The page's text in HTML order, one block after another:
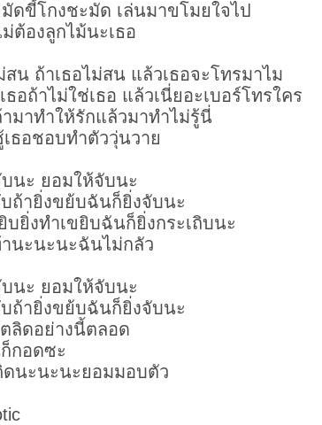
ดขี้โกงชะมัด เล่นมาขโมยใจไป
ต้องลูกไม้นะเธอ
สน ถ้าเธอไม่สน แล้วเธอจะโทรมาไม
ธอถ้าไม่ใช่เธอ แล้วเนี่ยอะเบอร์โทรใคร
มาทำให้รักแล้วมาทำไม่รู้นี่
เธอชอบทำตัววุ่นวาย
นะ ยอมให้จับนะ
ถ้ายิ่งขย้บฉันก็ยิ่งจับนะ
บยิ่งทำเขยิบฉันก็ยิ่งกระเถิบนะ
นะนะนะฉันไม่กลัว
นะ ยอมให้จับนะ
ถ้ายิ่งขย้บฉันก็ยิ่งจับนะ
ลิดอย่างนี้ตลอด
กอดซะ
นะนะนะยอมมอบตัว